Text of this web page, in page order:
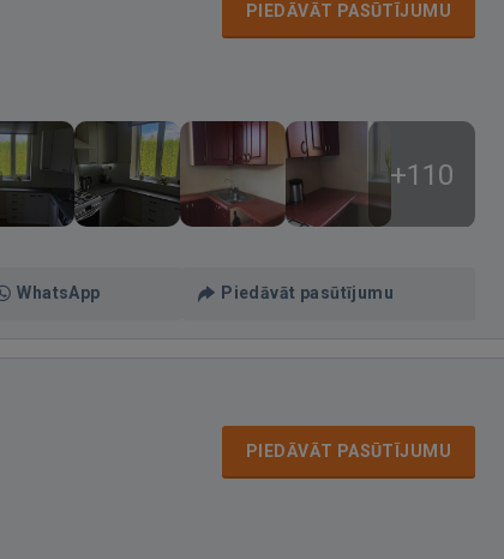
PIEDĀVĀT PASŪTĪJUMU
+110
WhatsApp Piedāvāt pasūtījumu
PIEDĀVĀT PASŪTĪJUMU